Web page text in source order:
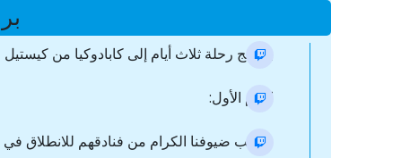
برنامج رحلة ثلاث أيام إلى كابادوكيا من كيستيل
اليوم الأول:
- جلب ضيوفنا الكرام من فنادقهم للانطلاق